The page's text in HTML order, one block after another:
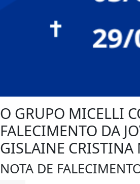
O GRUPO MICELLI
FALECIMENTO DA
GISLAINE CRISTINA
NOTA DE